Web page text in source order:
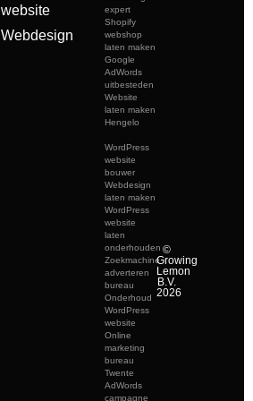
website
Webdesign
expert
Shopify
webshop
laten maken
Google
AdWords
uitbesteden
Website
laten maken
Hengelo
WordPress
website
bouwer
Webdesign
laten maken
WordPress
website
laten
onderhouden
Zoekmachine
adverteren
bureau
Onderhoud
WordPress
website
Online
marketing
bureau
Twente
AdWords
campagne
©
Growing
Lemon
B.V.
2026